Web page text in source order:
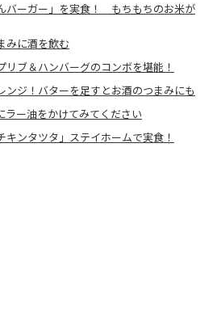
バーガー」を実食！ もちもちのお米が
みに酒を飲む
ブ＆ハンバーグのコンボを堪能！
ンジ！バターを足すとお酒のつまみにも
ラー油をかけてみてください
ンタツタ」ステイホームで実食！